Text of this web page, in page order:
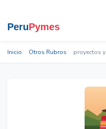
Inicio Otros Rubros proyectos